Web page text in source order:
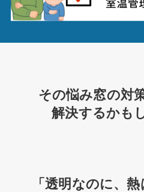
その悩み窓の対
解決するかも
「透明なのに、